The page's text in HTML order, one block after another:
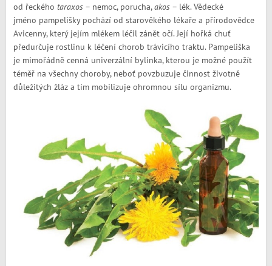
od řeckého taraxos– nemoc, porucha,akos– lék. Vědecké
jméno pampelišky pochází od starověkého lékaře a přírodovědce
Avicenny, který jejím mlékem léčil zánět očí. Její hořká chuť
předurčuje rostlinu k léčení chorob trávicího traktu. Pampeliška
je mimořádně cenná univerzální bylinka, kterou je možné použít
téměř na všechny choroby, neboť povzbuzuje činnost životně
důležitých žláz a tím mobilizuje ohromnou sílu organizmu.